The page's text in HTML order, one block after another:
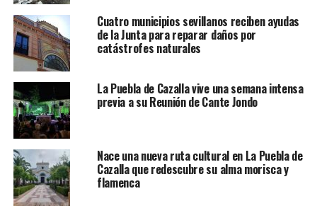
Cuatro municipios sevillanos reciben ayudas
de la Junta para reparar daños por
catástrofes naturales
La Puebla de Cazalla vive una semana intensa
previa a su Reunión de Cante Jondo
Nace una nueva ruta cultural en La Puebla de
Cazalla que redescubre su alma morisca y
flamenca